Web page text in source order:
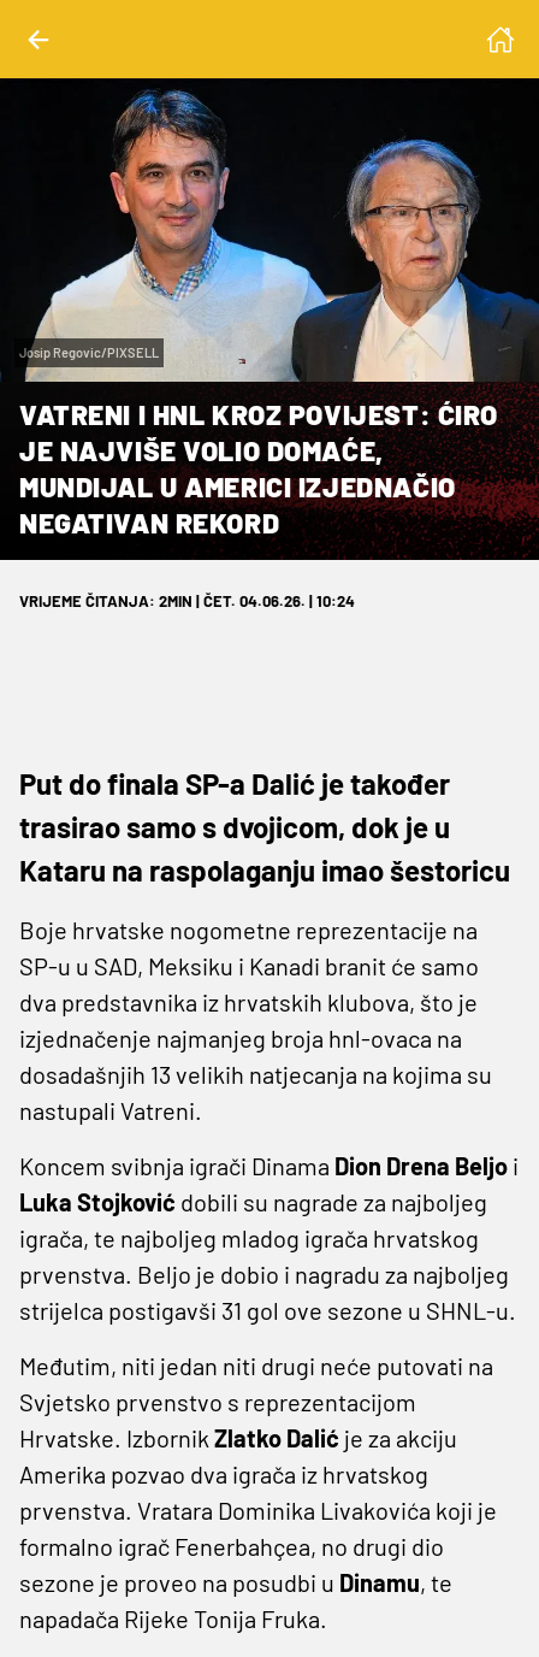
Josip Regovic/PIXSELL
VATRENI I HNL KROZ POVIJEST: ĆIRO
JE NAJVIŠE VOLIO DOMAĆE,
MUNDIJAL U AMERICI IZJEDNAČIO
NEGATIVAN REKORD
VRIJEME ČITANJA: 2MIN | ČET. 04.06.26. | 10:24
Put do finala SP-a Dalić je također
trasirao samo s dvojicom, dok je u
Kataru na raspolaganju imao šestoricu
Boje hrvatske nogometne reprezentacije na
SP-u u SAD, Meksiku i Kanadi branit će samo
dva predstavnika iz hrvatskih klubova, što je
izjednačenje najmanjeg broja hnl-ovaca na
dosadašnjih 13 velikih natjecanja na kojima su
nastupali Vatreni.
Koncem svibnja igrači Dinama Dion Drena Beljo i
Luka Stojković dobili su nagrade za najboljeg
igrača, te najboljeg mladog igrača hrvatskog
prvenstva. Beljo je dobio i nagradu za najboljeg
strijelca postigavši 31 gol ove sezone u SHNL-u.
Međutim, niti jedan niti drugi neće putovati na
Svjetsko prvenstvo s reprezentacijom
Hrvatske. Izbornik Zlatko Dalić je za akciju
Amerika pozvao dva igrača iz hrvatskog
prvenstva. Vratara Dominika Livakovića koji je
formalno igrač Fenerbahçea, no drugi dio
sezone je proveo na posudbi u Dinamu, te
napadača Rijeke Tonija Fruka.